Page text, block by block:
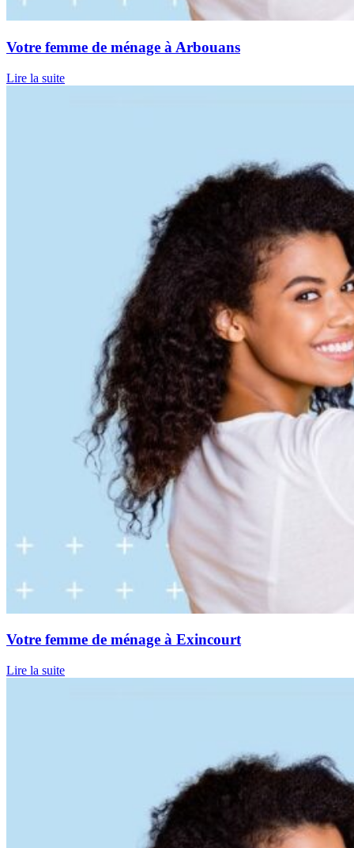
Votre femme de ménage à Arbouans
Lire la suite
Votre femme de ménage à Exincourt
Lire la suite